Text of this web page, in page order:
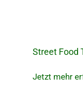
Street Food
Street
Thursday
Jetzt mehr